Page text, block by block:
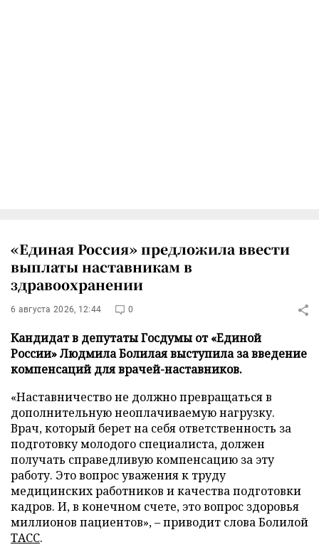
«Единая Россия» предложила ввести
выплаты наставникам в
здравоохранении
6 августа 2026, 12:44 0
Кандидат в депутаты Госдумы от «Единой
России» Людмила Болилая выступила за введение
компенсаций для врачей-наставников.
«Наставничество не должно превращаться в
дополнительную неоплачиваемую нагрузку.
Врач, который берет на себя ответственность за
подготовку молодого специалиста, должен
получать справедливую компенсацию за эту
работу. Это вопрос уважения к труду
медицинских работников и качества подготовки
кадров. И, в конечном счете, это вопрос здоровья
миллионов пациентов», – приводит слова Болилой
ТАСС.